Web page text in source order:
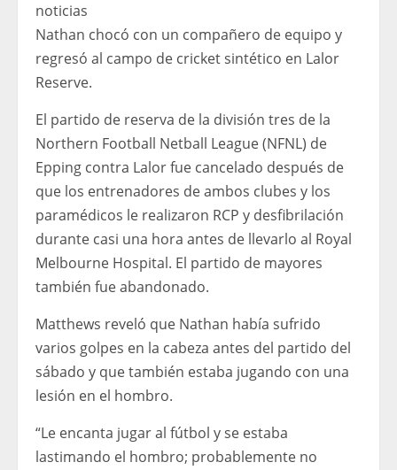
noticias
Nathan chocó con un compañero de equipo y
regresó al campo de cricket sintético en Lalor
Reserve.
El partido de reserva de la división tres de la
Northern Football Netball League (NFNL) de
Epping contra Lalor fue cancelado después de
que los entrenadores de ambos clubes y los
paramédicos le realizaron RCP y desfibrilación
durante casi una hora antes de llevarlo al Royal
Melbourne Hospital. El partido de mayores
también fue abandonado.
Matthews reveló que Nathan había sufrido
varios golpes en la cabeza antes del partido del
sábado y que también estaba jugando con una
lesión en el hombro.
“Le encanta jugar al fútbol y se estaba
lastimando el hombro; probablemente no